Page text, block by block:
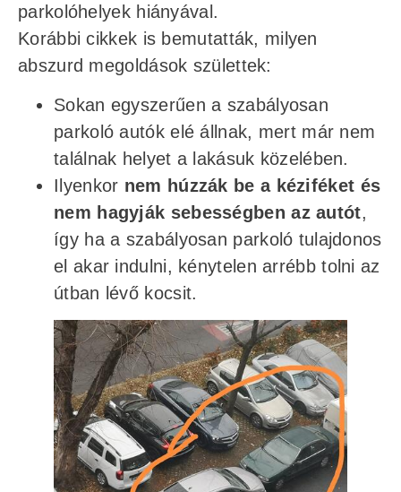
parkolóhelyek hiányával.
Korábbi cikkek is bemutatták, milyen
abszurd megoldások születtek:
Sokan egyszerűen a szabályosan
parkoló autók elé állnak, mert már nem
találnak helyet a lakásuk közelében.
Ilyenkor nem húzzák be a kéziféket és
nem hagyják sebességben az autót,
így ha a szabályosan parkoló tulajdonos
el akar indulni, kénytelen arrébb tolni az
útban lévő kocsit.